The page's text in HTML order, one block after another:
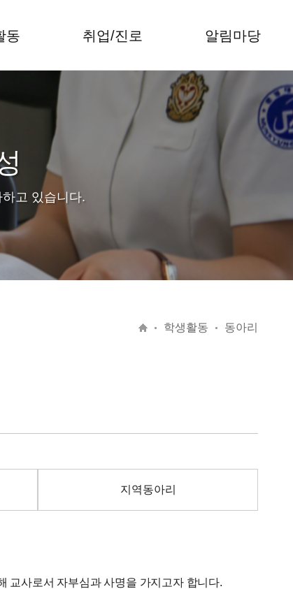
동 취업/진로 알림마당
고 있습니다.
학생활동 동아리
지역동아리
교사로서 자부심과 사명을 가지고자 합니다.